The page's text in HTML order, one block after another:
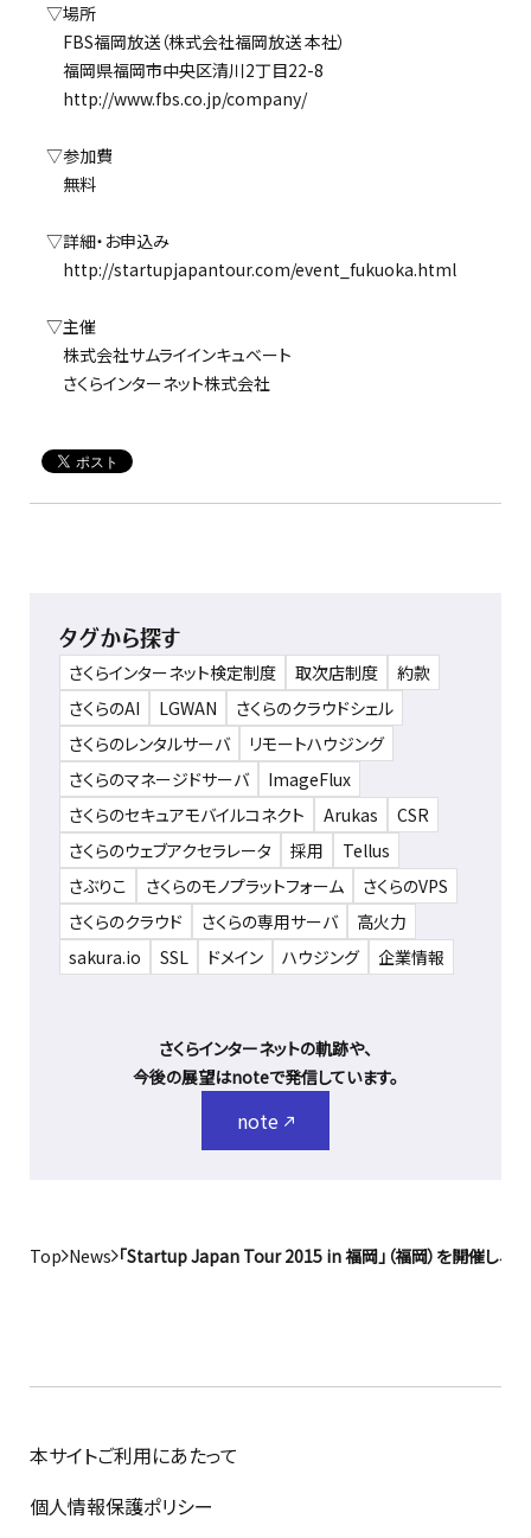
▽場所
FBS福岡放送（株式会社福岡放送 本社）
福岡県福岡市中央区清川2丁目22-8
http://www.fbs.co.jp/company/
▽参加費
無料
▽詳細・お申込み
http://startupjapantour.com/event_fukuoka.html
▽主催
株式会社サムライインキュベート
さくらインターネット株式会社
タグから探す
さくらインターネット検定制度 取次店制度
約款
さくらのAI
LGWAN
さくらのクラウドシェル
さくらのレンタルサーバ
リモートハウジング
さくらのマネージドサーバ
ImageFlux
さくらのセキュアモバイルコネクト
Arukas
CSR
さくらのウェブアクセラレータ
採用
Tellus
さぶりこ
さくらのモノプラットフォーム
さくらのVPS
さくらのクラウド
さくらの専用サーバ
高火力
sakura.io
SSL ドメイン ハウジング 企業情報
さくらインターネットの軌跡や、
今後の展望はnoteで発信しています。
note
Top News 「Startup Japan Tour 2015 in 福岡」（福岡）を開催し、
本サイトご利用にあたって
個人情報保護ポリシー